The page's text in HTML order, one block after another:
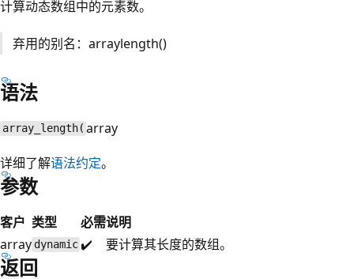
计算动态数组中的元素数。
弃用的别名：arraylength()
语法
array_length( array
详细了解语法约定。
参数
客户 类型 必需说明
array dynamic ✔️ 要计算其长度的数组。
返回